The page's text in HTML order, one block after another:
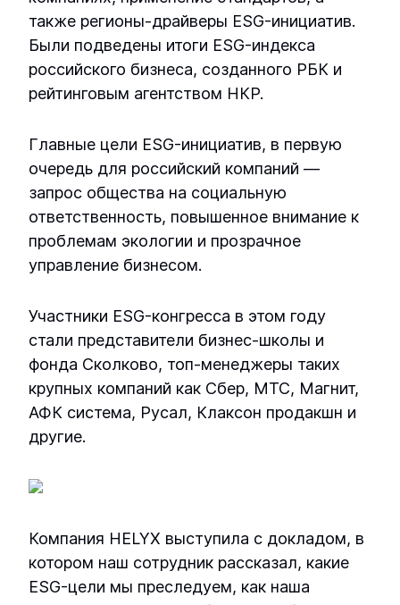
ЛОС в едином корпусе 90 л/с
Промышленная установка обратного
осмоса УОО-50
Промышленная установка обратного
Промышленная установка обратного
осмоса УОО-8
Промышленная установка обратного
осмоса УОО-9
Промышленная установка обратного
осмоса УОО-М-10
Промышленная установка обратного
осмоса УОО-М-12
Промышленная установка обратного
осмоса УОО-М-2
Промышленная установка обратного
Установка ультрафильтрации УФ-М-7
Установка озонирования ОЗН-ПВ-20
Установка озонирования ОЗН-ПВ-3
Установка озонирования ОЗН-ПВ-4
Установка озонирования ОЗН-ПВ-5
Установка озонирования ОЗН-ПВ-6
Установка озонирования ОЗН-ПК-10
Установка озонирования ОЗН-ПК-15
Установка озонирования ОЗН-ПК-2
Установка озонирования ОЗН-ПК-20
Установка озонирования ОЗН-ПК-3
Установка озонирования ОЗН-ПК-30
N 800
Модульные очистные сооружения HLX BIO
N 900
Вертикальная накопительная емкость 80
также регионы-драйверы ESG-инициатив.
Были подведены итоги ESG-индекса
российского бизнеса, созданного РБК и
рейтинговым агентством НКР.
Главные цели ESG-инициатив, в первую
очередь для российский компаний —
запрос общества на социальную
ответственность, повышенное внимание к
проблемам экологии и прозрачное
управление бизнесом.
Участники ESG-конгресса в этом году
стали представители бизнес-школы и
фонда Сколково, топ-менеджеры таких
крупных компаний как Сбер, МТС, Магнит,
АФК система, Русал, Клаксон продакшн и
другие.
Компания HELYX выступила с докладом, в
котором наш сотрудник рассказал, какие
ESG-цели мы преследуем, как наша